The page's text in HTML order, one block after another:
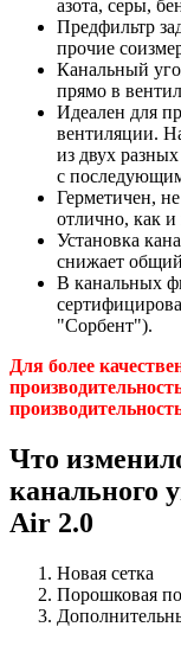
азота, серы,
Предфильтр
прочие
Канальный
прямо в
Идеален для
вентиляции.
из двух
с
Герметичен,
отлично, как и
Установка
снижает
В канальных
"Сорбент").
Для более
Что
канального
Air 2.0
Новая сетка
Порошковая